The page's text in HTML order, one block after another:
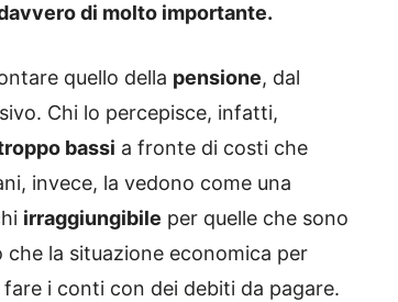
di molto importante.
quello della pensione, dal
Chi lo percepisce, infatti,
bassi a fronte di costi che
invece, la vedono come una
irraggiungibile per quelle che sono
la situazione economica per
i conti con dei debiti da pagare.